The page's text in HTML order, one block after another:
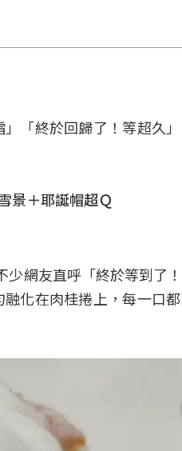
「終於回歸了！等超久
景＋耶誕帽超Ｑ
網友直呼「終於等到了
化在肉桂捲上，每一口